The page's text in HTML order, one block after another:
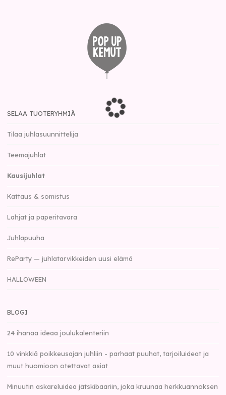
SELAA TUOTERYHMIÄ
Tilaa juhlasuunnittelija
Teemajuhlat
Kausijuhlat
Kattaus & somistus
Lahjat ja paperitavara
Juhlapuuha
ReParty — juhlatarvikkeiden uusi elämä
HALLOWEEN
BLOGI
24 ihanaa ideaa joulukalenteriin
10 vinkkiä poikkeusajan juhliin - parhaat puuhat, tarjoiluideat ja
muut huomioon otettavat asiat
Minuutin askareluidea jätskibaariin, joka kruunaa herkkuannoksen